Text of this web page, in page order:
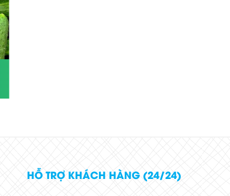
HỖ TRỢ KHÁCH HÀNG (24/24)